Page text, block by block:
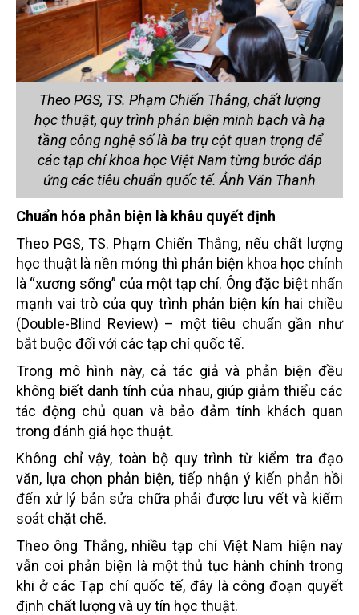
Theo PGS, TS. Phạm Chiến Thắng, chất lượng
học thuật, quy trình phản biện minh bạch và hạ
tầng công nghệ số là ba trụ cột quan trọng để
các tạp chí khoa học Việt Nam từng bước đáp
ứng các tiêu chuẩn quốc tế. Ảnh Văn Thanh
Chuẩn hóa phản biện là khâu quyết định
Theo PGS, TS. Phạm Chiến Thắng, nếu chất lượng
học thuật là nền móng thì phản biện khoa học chính
là “xương sống” của một tạp chí. Ông đặc biệt nhấn
mạnh vai trò của quy trình phản biện kín hai chiều
(Double-Blind Review) – một tiêu chuẩn gần như
bắt buộc đối với các tạp chí quốc tế.
Trong mô hình này, cả tác giả và phản biện đều
không biết danh tính của nhau, giúp giảm thiểu các
tác động chủ quan và bảo đảm tính khách quan
trong đánh giá học thuật.
Không chỉ vậy, toàn bộ quy trình từ kiểm tra đạo
văn, lựa chọn phản biện, tiếp nhận ý kiến phản hồi
đến xử lý bản sửa chữa phải được lưu vết và kiểm
soát chặt chẽ.
Theo ông Thắng, nhiều tạp chí Việt Nam hiện nay
vẫn coi phản biện là một thủ tục hành chính trong
khi ở các Tạp chí quốc tế, đây là công đoạn quyết
định chất lượng và uy tín học thuật.